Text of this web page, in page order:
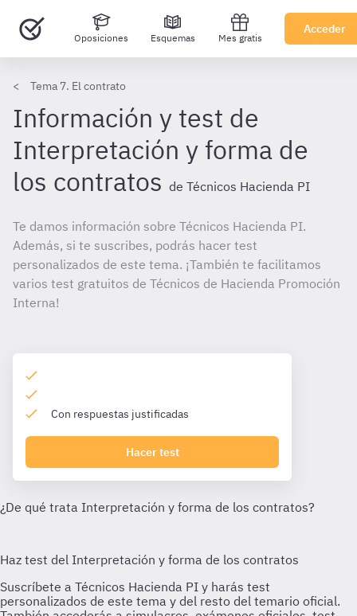
Oposiciones Esquemas Mes gratis
Acceder
Tema 7. El contrato
Información y test de
Interpretación y forma de
los contratos de Técnicos Hacienda PI
Te damos información sobre Técnicos Hacienda PI.
Además, si te suscribes, podrás hacer test
personalizados de este tema. ¡También te facilitamos
varios test gratuitos de Técnicos de Hacienda Promoción
Interna!
Con respuestas justificadas
Hacer test